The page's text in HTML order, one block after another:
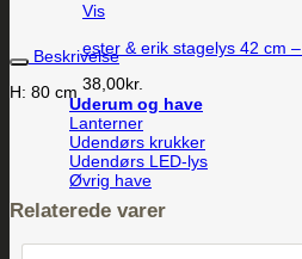
Vis
ester & erik stagelys 42 cm
38,00kr.
Uderum og have
Lanterner
Udendørs krukker
Udendørs LED-lys
Øvrig have
Beskrivelse
H: 80 cm
Relaterede varer